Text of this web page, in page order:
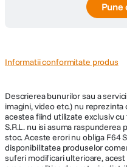
Pune
Informatii conformitate produs
Descrierea bunurilor sau a
imagini, video etc.) nu
acestea fiind utilizate exclusiv
S.R.L. nu isi asuma
stoc. Aceste erori nu obliga F64
disponibilitatea produselor
suferi modificari ulterioare,